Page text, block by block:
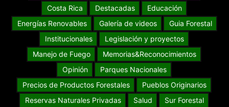
Costa Rica
Destacadas
Educación
Energías Renovables
Galería de videos
Guia Forestal
Institucionales
Legislación y proyectos
Manejo de Fuego
Memorias&Reconocimientos
Opinión
Parques Nacionales
Precios de Productos Forestales
Pueblos Originarios
Reservas Naturales Privadas
Salud
Sur Forestal